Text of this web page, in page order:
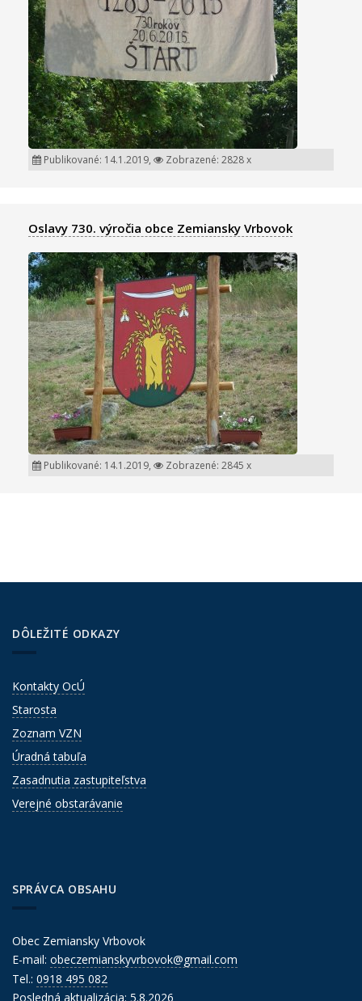
Publikované: 14.1.2019, Zobrazené: 2828 x
Oslavy 730. výročia obce Zemiansky Vrbovok
Publikované: 14.1.2019, Zobrazené: 2845 x
DÔLEŽITÉ ODKAZY
Kontakty OcÚ
Starosta
Zoznam VZN
Úradná tabuľa
Zasadnutia zastupiteľstva
Verejné obstarávanie
SPRÁVCA OBSAHU
Obec Zemiansky Vrbovok
E-mail: obeczemianskyvrbovok@gmail.com
Tel.: 0918 495 082
Posledná aktualizácia: 5.8.2026